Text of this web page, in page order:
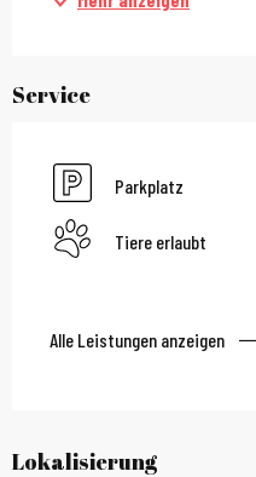
Service
Parkplatz
Tiere erlaubt
Alle Leistungen anzeigen
Lokalisierung